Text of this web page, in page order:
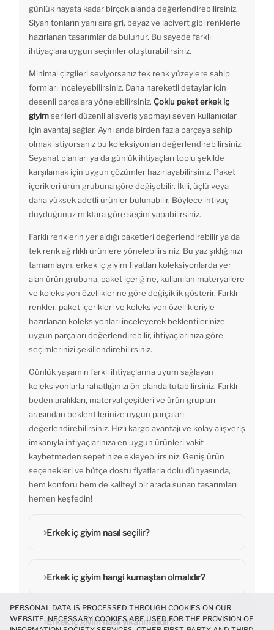
günlük hayata kadar birçok alanda değerlendirebilirsiniz.
Siyah tonların yanı sıra gri, beyaz ve lacivert gibi renklerle
hazırlanan tasarımlar da bulunur. Bu sayede farklı
ihtiyaçlara uygun seçimler oluşturabilirsiniz.
Minimal çizgileri seviyorsanız tek renk yüzeylere sahip
formları inceleyebilirsiniz. Daha hareketli detaylar için
desenli parçalara yönelebilirsiniz. Çoklu paket erkek iç
giyimserileri düzenli alışveriş yapmayı seven kullanıcılar
için avantaj sağlar. Aynı anda birden fazla parçaya sahip
olmak istiyorsanız bu koleksiyonları değerlendirebilirsiniz.
Seyahat planları ya da günlük ihtiyaçları toplu şekilde
karşılamak için uygun çözümler hazırlayabilirsiniz. Paket
içerikleri ürün grubuna göre değişebilir. İkili, üçlü veya
daha yüksek adetli ürünler bulunabilir. Böylece ihtiyaç
duyduğunuz miktara göre seçim yapabilirsiniz.
Farklı renklerin yer aldığı paketleri değerlendirebilir ya da
tek renk ağırlıklı ürünlere yönelebilirsiniz. Bu yaz şıklığınızı
tamamlayın, erkek iç giyim fiyatları koleksiyonlarda yer
alan ürün grubuna, paket içeriğine, kullanılan materyallere
ve koleksiyon özelliklerine göre değişiklik gösterir. Farklı
renkler, paket içerikleri ve koleksiyon özellikleriyle
hazırlanan koleksiyonları inceleyerek beklentilerinize
uygun parçaları değerlendirebilir, ihtiyaçlarınıza göre
seçimlerinizi şekillendirebilirsiniz.
Günlük yaşamın farklı ihtiyaçlarına uyum sağlayan
koleksiyonlarla rahatlığınızı ön planda tutabilirsiniz. Farklı
beden aralıkları, materyal çeşitleri ve ürün grupları
arasından beklentilerinize uygun parçaları
değerlendirebilirsiniz. Hızlı kargo avantajı ve kolay alışveriş
imkanıyla ihtiyaçlarınıza en uygun ürünleri vakit
kaybetmeden sepetinize ekleyebilirsiniz. Geniş ürün
seçenekleri ve bütçe dostu fiyatlarla dolu dünyasında,
hem konforu hem de kaliteyi bir arada sunan tasarımları
hemen keşfedin!
Erkek iç giyim nasıl seçilir?
Erkek iç giyim hangi kumaştan olmalıdır?
Erkek iç giyim nasıl yıkanmalıdır?
PERSONAL DATA IS PROCESSED THROUGH COOKIES ON OUR
WEBSITE. NECESSARY COOKIES ARE USED FOR THE PROVISION OF